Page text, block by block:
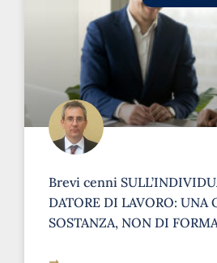
Brevi cenni
DATORE DI LAVORO: UNA
SOSTANZA, NON DI